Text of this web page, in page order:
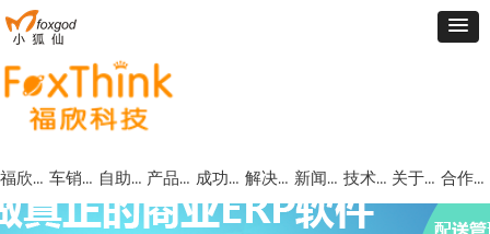
福欣首页 车销管理 自助批订货 产品中心 成功案例 解决方案 新闻动态 技术支持 关于福欣 合作代理